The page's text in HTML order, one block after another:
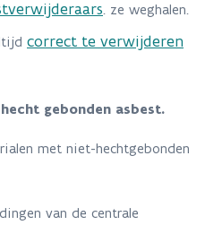
. ze weghalen.
correct te verwijderen
gebonden asbest.
met niet-hechtgebonden
van de centrale